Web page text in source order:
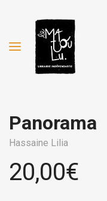
Panorama
Hassaine Lilia
20,00€